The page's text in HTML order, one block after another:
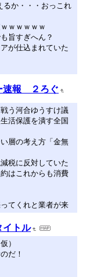
るか・・・おっこれ
ｗｗｗｗｗ
旨すぎへん？
が仕込まれていた
速報 ２ろぐ
う河合ゆうすけ議
活保護を潰す全国
層の考え方「金無
税に反対していた
はこれからも消費
てくれと業者が来
イトル
）
だ！